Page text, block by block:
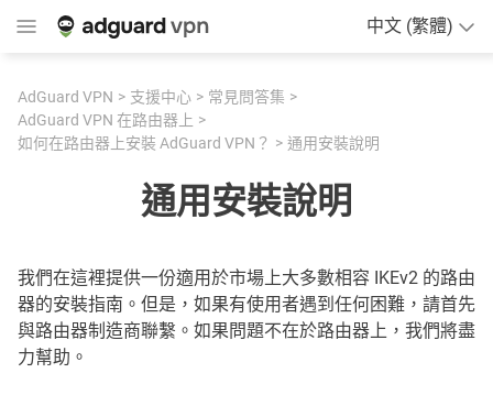
中文 (繁體)
AdGuard VPN 支援中心
常見問答集
AdGuard VPN 在路由器上
如何在路由器上安裝 AdGuard VPN？
通用安裝說明
通用安裝說明
我們在這裡提供一份適用於市場上大多數相容 IKEv2 的路由
器的安裝指南。但是，如果有使用者遇到任何困難，請首先
與路由器制造商聯繫。如果問題不在於路由器上，我們將盡
力幫助。